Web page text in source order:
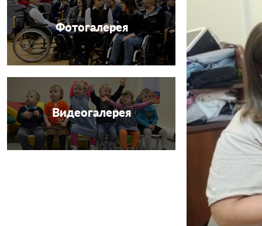
Фотогалерея
Видеогалерея